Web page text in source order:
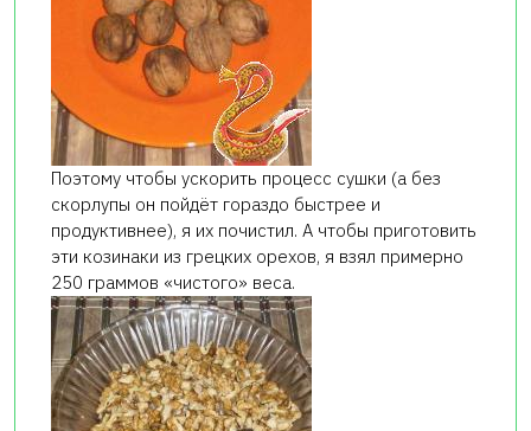
Поэтому чтобы ускорить процесс сушки (а без
скорлупы он пойдёт гораздо быстрее и
продуктивнее), я их почистил. А чтобы приготовить
эти козинаки из грецких орехов, я взял примерно
250 граммов «чистого» веса.